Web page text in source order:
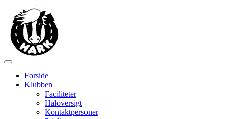
Forside
Klubben
Faciliteter
Haloversigt
Kontaktpersoner